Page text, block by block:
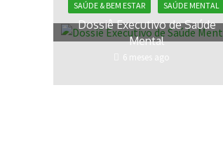
SAÚDE & BEM ESTAR SAÚDE MENTAL
Dossiê Executivo de Saúde
Mental
6 meses ago